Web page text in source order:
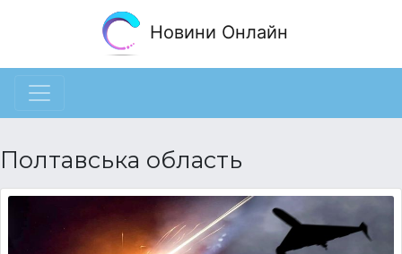
Новини Онлайн
Полтавська область